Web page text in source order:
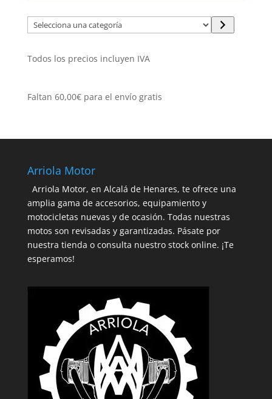
Selecciona
una
Todos los precios incluyen IVA
Faltan 60,00€para el envío gratis
Arriola Motor
Arriola Motor, en Alcalá de Henares, te ofrece una
amplia gama de accesorios, equipamiento y
motocicletas nuevas y de ocasión. Todas nuestras
motos son revisadas y garantizadas. Pásate por
nuestra tienda o consulta nuestro stock online. ¡Te
esperamos!